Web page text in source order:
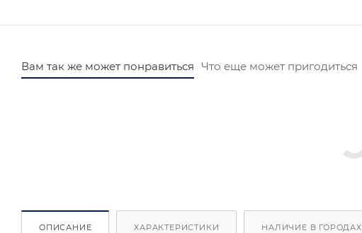
Вам так же может понравиться Что еще может пригодиться
ОПИСАНИЕ ХАРАКТЕРИСТИКИ НАЛИЧИЕ В ГОРОДАХ